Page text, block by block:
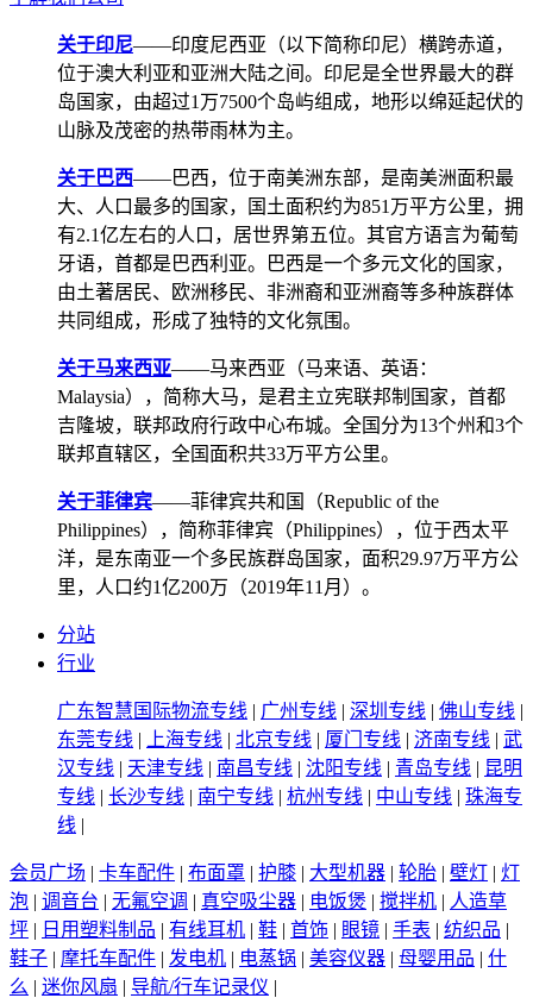
关于印尼——印度尼西亚（以下简称印尼）横跨赤道，
位于澳大利亚和亚洲大陆之间。印尼是全世界最大的群
岛国家，由超过1万7500个岛屿组成，地形以绵延起伏的
山脉及茂密的热带雨林为主。
关于巴西——巴西，位于南美洲东部，是南美洲面积最
大、人口最多的国家，国土面积约为851万平方公里，拥
有2.1亿左右的人口，居世界第五位。其官方语言为葡萄
牙语，首都是巴西利亚。巴西是一个多元文化的国家，
由土著居民、欧洲移民、非洲裔和亚洲裔等多种族群体
共同组成，形成了独特的文化氛围。
关于马来西亚——马来西亚（马来语、英语：
Malaysia），简称大马，是君主立宪联邦制国家，首都
吉隆坡，联邦政府行政中心布城。全国分为13个州和3个
联邦直辖区，全国面积共33万平方公里。
关于菲律宾——菲律宾共和国（Republic of the
Philippines），简称菲律宾（Philippines），位于西太平
洋，是东南亚一个多民族群岛国家，面积29.97万平方公
里，人口约1亿200万（2019年11月）。
分站
行业
广东智慧国际物流专线 | 广州专线 | 深圳专线 | 佛山专线 |
东莞专线 | 上海专线 | 北京专线 | 厦门专线 | 济南专线 | 武
汉专线 | 天津专线 | 南昌专线 | 沈阳专线 | 青岛专线 | 昆明
专线 | 长沙专线 | 南宁专线 | 杭州专线 | 中山专线 | 珠海专
线 |
会员广场 | 卡车配件 | 布面罩 | 护膝 | 大型机器 | 轮胎 | 壁灯 | 灯
泡 | 调音台 | 无氟空调 | 真空吸尘器 | 电饭煲 | 搅拌机 | 人造草
坪 | 日用塑料制品 | 有线耳机 | 鞋 | 首饰 | 眼镜 | 手表 | 纺织品 |
鞋子 | 摩托车配件 | 发电机 | 电蒸锅 | 美容仪器 | 母婴用品 | 什
么 | 迷你风扇 | 导航/行车记录仪 |